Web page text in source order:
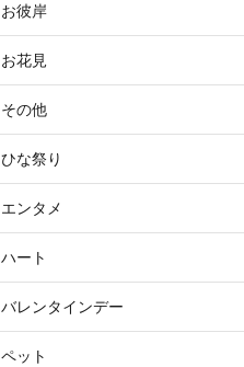
お彼岸
お花見
その他
ひな祭り
エンタメ
ハート
バレンタインデー
ペット